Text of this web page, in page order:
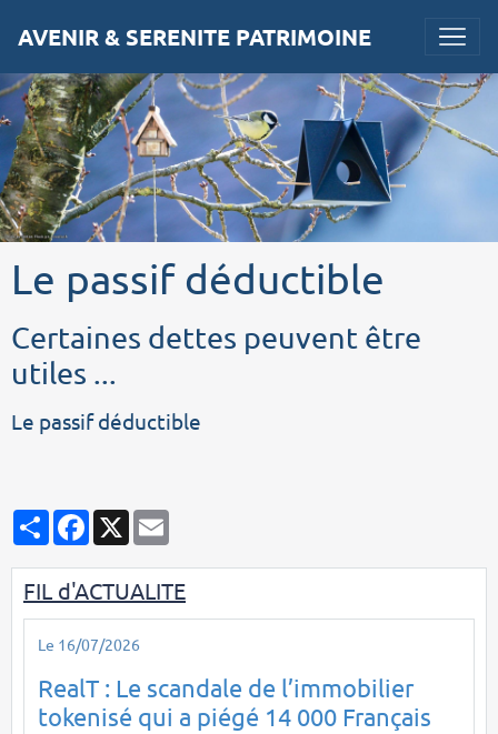
AVENIR & SERENITE PATRIMOINE
Le passif déductible
Certaines dettes peuvent être
utiles ...
Le passif déductible
PartagerFacebook
X
FIL d'ACTUALITE
Le 16/07/2026
RealT : Le scandale de l’immobilier
tokenisé qui a piégé 14 000 Français